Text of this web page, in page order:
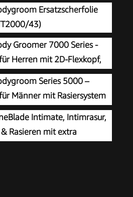
Ersatzscherfolie
43)
Groomer 7000 Series -
Herren mit 2D-Flexkopf,
Shave System,
Intimate Trim & Shave,
Min. Laufzeit, Modell
Series 5000 –
Männer mit Rasiersystem
auch zur Nutzung
duschfest, 100 Min.
30
Intimate, Intimrasur,
Rasieren mit extra
30